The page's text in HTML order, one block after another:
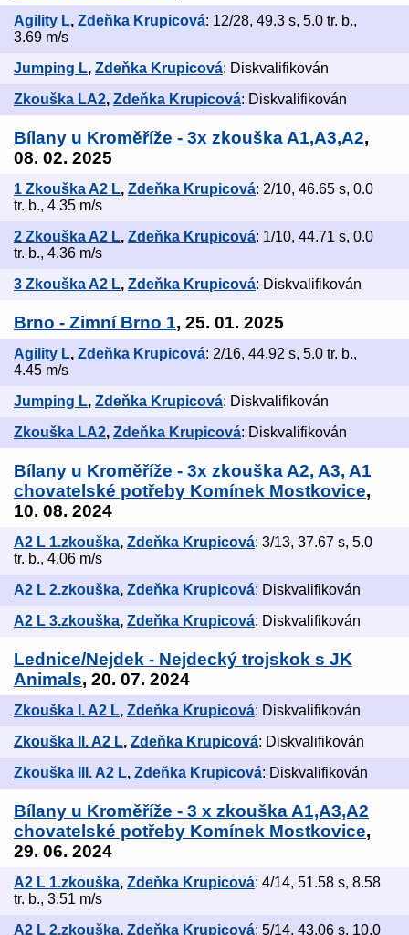
Agility L, Zdeňka Krupicová: 12/28, 49.3 s, 5.0 tr. b.,
3.69 m/s
Jumping L, Zdeňka Krupicová: Diskvalifikován
Zkouška LA2, Zdeňka Krupicová: Diskvalifikován
Bílany u Kroměříže - 3x zkouška A1,A3,A2,
08. 02. 2025
1 Zkouška A2 L, Zdeňka Krupicová: 2/10, 46.65 s, 0.0
tr. b., 4.35 m/s
2 Zkouška A2 L, Zdeňka Krupicová: 1/10, 44.71 s, 0.0
tr. b., 4.36 m/s
3 Zkouška A2 L, Zdeňka Krupicová: Diskvalifikován
Brno - Zimní Brno 1, 25. 01. 2025
Agility L, Zdeňka Krupicová: 2/16, 44.92 s, 5.0 tr. b.,
4.45 m/s
Jumping L, Zdeňka Krupicová: Diskvalifikován
Zkouška LA2, Zdeňka Krupicová: Diskvalifikován
Bílany u Kroměříže - 3x zkouška A2, A3, A1
chovatelské potřeby Komínek Mostkovice,
10. 08. 2024
A2 L 1.zkouška, Zdeňka Krupicová: 3/13, 37.67 s, 5.0
tr. b., 4.06 m/s
A2 L 2.zkouška, Zdeňka Krupicová: Diskvalifikován
A2 L 3.zkouška, Zdeňka Krupicová: Diskvalifikován
Lednice/Nejdek - Nejdecký trojskok s JK
Animals, 20. 07. 2024
Zkouška I. A2 L, Zdeňka Krupicová: Diskvalifikován
Zkouška II. A2 L, Zdeňka Krupicová: Diskvalifikován
Zkouška III. A2 L, Zdeňka Krupicová: Diskvalifikován
Bílany u Kroměříže - 3 x zkouška A1,A3,A2
chovatelské potřeby Komínek Mostkovice,
29. 06. 2024
A2 L 1.zkouška, Zdeňka Krupicová: 4/14, 51.58 s, 8.58
tr. b., 3.51 m/s
A2 L 2.zkouška, Zdeňka Krupicová: 5/14, 43.06 s, 10.0